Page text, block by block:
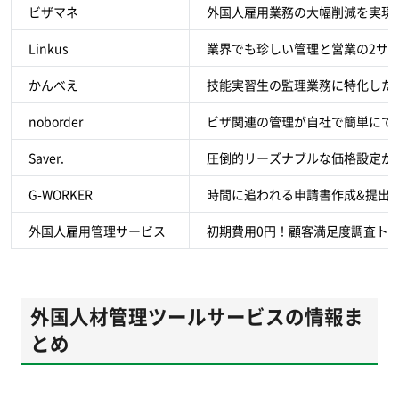
ビザマネ 外国人雇用業務の大幅削減を実
Linkus 業界でも珍しい管理と営業の2サ
かんべえ 技能実習生の監理業務に特化し
noborder ビザ関連の管理が自社で簡単に
Saver. 圧倒的リーズナブルな価格設定
G-WORKER 時間に追われる申請書作成&提出
外国人雇用管理サービス 初期費用0円！顧客満足度調査ト
外国人材管理ツールサービスの情報ま
とめ